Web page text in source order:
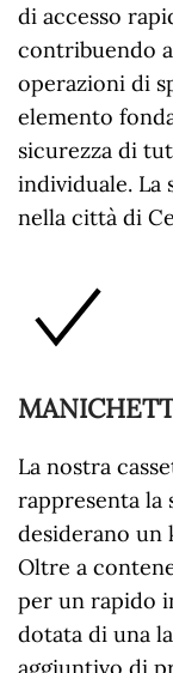
di accesso
contribuendo
operazioni di
elemento
sicurezza di
individuale. La
nella città di
La nostra
rappresenta
desiderano
Oltre a
per un rapido
dotata di una
aggiuntivo di